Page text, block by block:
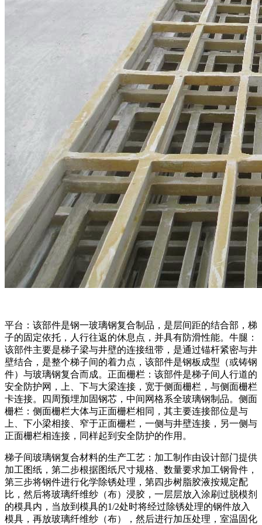
平台：该部件是钢一玻璃钢复合制品，是层间距的结合部，梯
子的固定依托，人行往返的休息点，并具有防滑性能。牛腿：
该部件主要是梯子梁与井壁的连接纽带，是通过锚杆紧密与井
壁结合，是整个梯子间的着力点，该部件是钢板成型（或铸钢
件）与玻璃钢复合而成。正面栅栏：该部件是梯子间人行道的
安全防护网，上、下与大梁连接，宽于侧面栅栏，与侧面栅栏
卡连接。四周预埋加固钢芯，中间网格系全玻璃钢制品。侧面
栅栏：侧面栅栏大体与正面栅栏相同，其主要连接部位是与
上、下小梁相接、窄于正面栅栏，一侧与井壁连接，另一侧与
正面栅栏相连接，同样起到安全防护的作用。
梯子间玻璃钢复合材料的生产工艺：加工制作由设计部门提供
加工图纸，第二步根据图纸尺寸规格、数量要求加工钢骨件，
第三步将钢件进行化学除锈处理，第四步树脂胶液按规定配
比，然后将玻璃纤维纱（布）浸胶，一层层放入涂刷过脱模剂
的模具内，当放到模具的1/2处时将经过除锈处理的钢件放入
模具，再放玻璃纤维纱（布），然后进行加压处理，室温固化